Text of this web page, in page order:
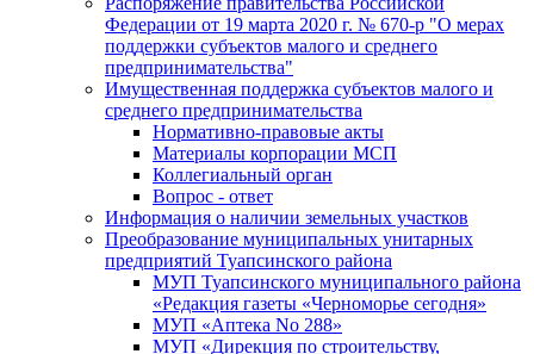
Федерации от 19 марта 2020 г. № 670-р "О мерах
поддержки субъектов малого и среднего
предпринимательства"
Имущественная поддержка субъектов малого и
среднего предпринимательства
Нормативно-правовые акты
Материалы корпорации МСП
Коллегиальный орган
Вопрос - ответ
Информация о наличии земельных участков
Преобразование муниципальных унитарных
предприятий Туапсинского района
МУП Туапсинского муниципального района
«Редакция газеты «Черноморье сегодня»
МУП «Аптека No 288»
МУП «Дирекция по строительству,